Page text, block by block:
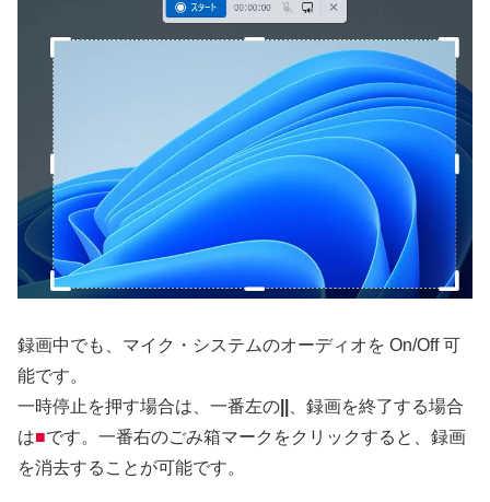
録画中でも、マイク・システムのオーディオを On/Off 可
能です。
一時停止を押す場合は、一番左の
、録画を終了する場合
は■です。一番右のごみ箱マークをクリックすると、録画
を消去することが可能です。